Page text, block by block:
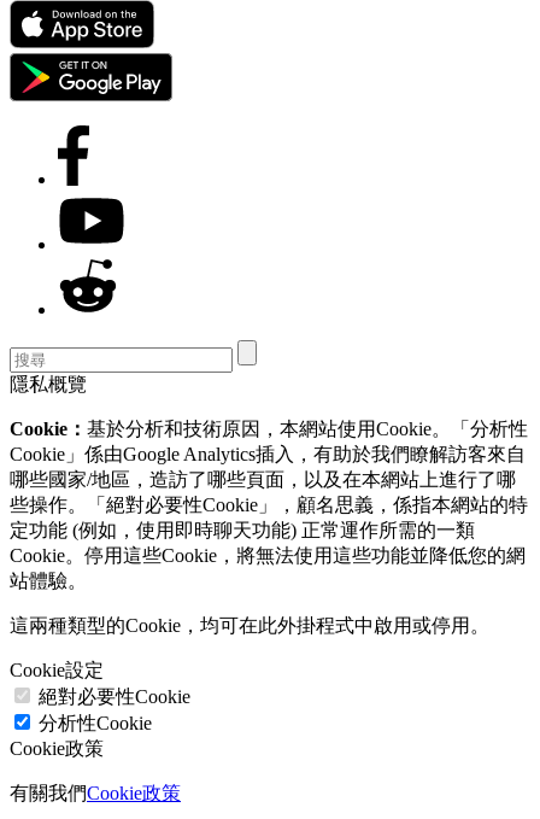
隱私概覽
Cookie： 基於分析和技術原因，本網站使用Cookie。「分析性
Cookie」係由Google Analytics插入，有助於我們瞭解訪客來自
哪些國家/地區，造訪了哪些頁面，以及在本網站上進行了哪
些操作。「絕對必要性Cookie」，顧名思義，係指本網站的特
定功能 (例如，使用即時聊天功能) 正常運作所需的一類
Cookie。停用這些Cookie，將無法使用這些功能並降低您的網
站體驗。
這兩種類型的Cookie，均可在此外掛程式中啟用或停用。
Cookie設定
絕對必要性Cookie
分析性Cookie
Cookie政策
有關我們Cookie政策